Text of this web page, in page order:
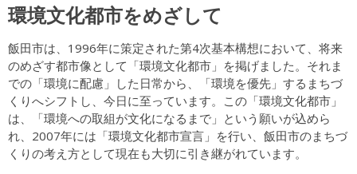
環境文化都市をめざして
飯田市は、1996年に策定された第4次基本構想において、将来
のめざす都市像として「環境文化都市」を掲げました。それま
での「環境に配慮」した日常から、「環境を優先」するまちづ
くりへシフトし、今日に至っています。この「環境文化都市」
は、「環境への取組が文化になるまで」という願いが込めら
れ、2007年には「環境文化都市宣言」を行い、飯田市のまちづ
くりの考え方として現在も大切に引き継がれています。